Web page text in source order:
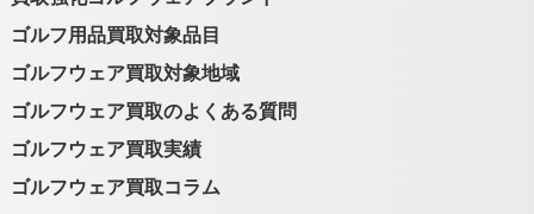
ゴルフ用品買取対象品目
ゴルフウェア買取対象地域
ゴルフウェア買取のよくある質問
ゴルフウェア買取実績
ゴルフウェア買取コラム